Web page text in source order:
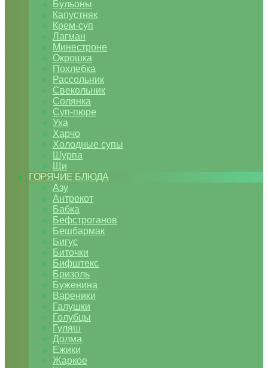
Бульоны
Капустняк
Крем-суп
Лагман
Минестроне
Окрошка
Похлебка
Рассольник
Свекольник
Солянка
Суп-пюре
Уха
Харчо
Холодные супы
Шурпа
Щи
ГОРЯЧИЕ БЛЮДА
Азу
Антрекот
Бабка
Бефстроганов
Бешбармак
Бигус
Биточки
Бифштекс
Бризоль
Буженина
Вареники
Галушки
Голубцы
Гуляш
Долма
Ежики
Жаркое